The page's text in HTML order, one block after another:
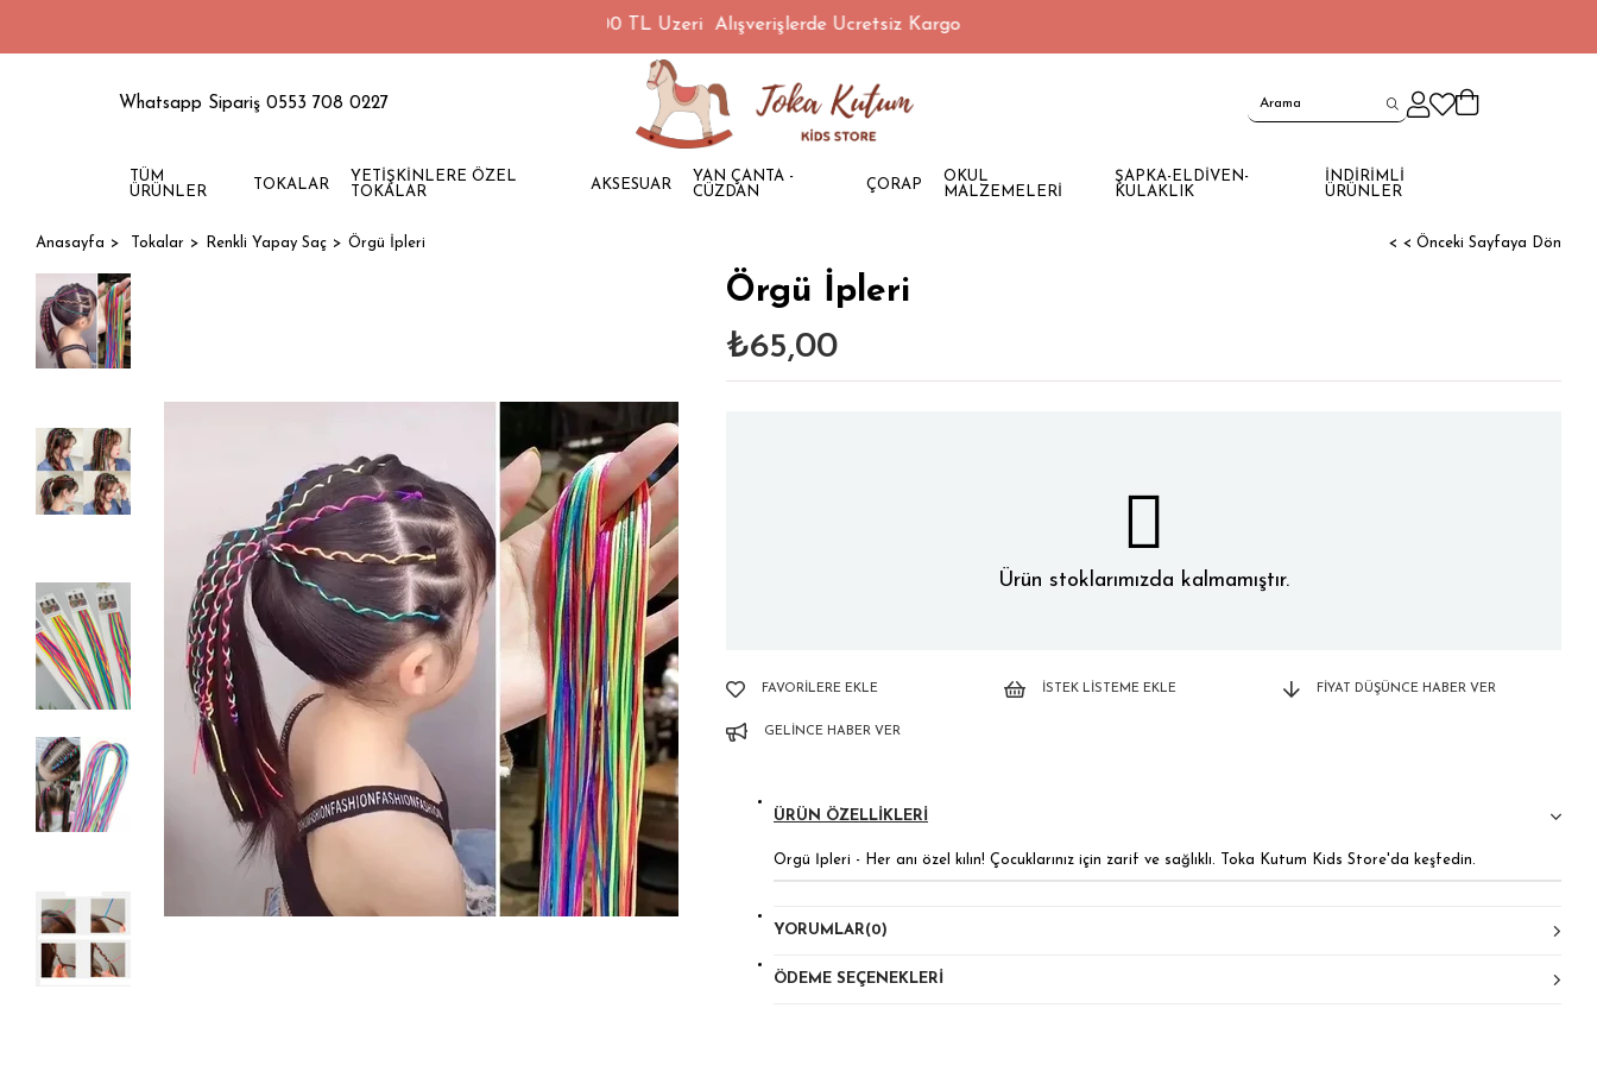
1500 TL Üzeri Alışverişlerde Ücretsiz Kargo
Whatsapp Sipariş 0553 708 0227
TÜM
ÜRÜNLER
TOKALAR
YETİŞKİNLERE ÖZEL
TOKALAR
AKSESUAR
YAN ÇANTA -
CÜZDAN
ÇORAP
OKUL
MALZEMELERİ
ŞAPKA-ELDİVEN-
KULAKLIK
İNDİRİMLİ
ÜRÜNLER
Anasayfa Tokalar Renkli Yapay Saç Örgü İpleri < < Önceki Sayfaya Dön
Örgü İpleri
₺65,00
Ürün stoklarımızda kalmamıştır.
FAVORILERE EKLE İSTEK LISTEME EKLE FIYAT DÜŞÜNCE HABER VER
GELINCE HABER VER
ÜRÜN ÖZELLIKLERI
Örgü İpleri - Her anı özel kılın! Çocuklarınız için zarif ve sağlıklı. Toka Kutum Kids Store'da keşfedin.
YORUMLAR(0)
ÖDEME SEÇENEKLERI